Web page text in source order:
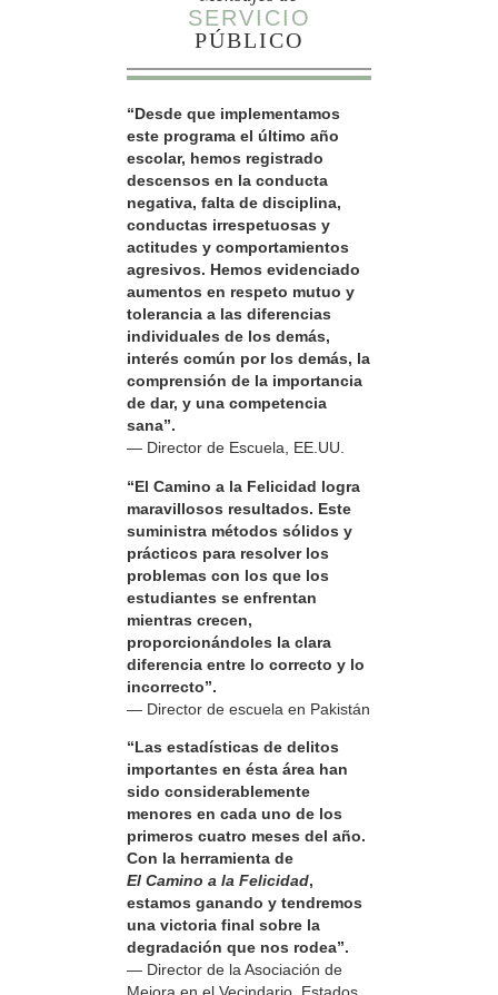
SERVICIO
PÚBLICO
“Desde que implementamos
este programa el último año
escolar, hemos registrado
descensos en la conducta
negativa, falta de disciplina,
conductas irrespetuosas y
actitudes y comportamientos
agresivos. Hemos evidenciado
aumentos en respeto mutuo y
tolerancia a las diferencias
individuales de los demás,
interés común por los demás, la
comprensión de la importancia
de dar, y una competencia
sana”.
— Director de Escuela, EE.UU.
“El Camino a la Felicidad logra
maravillosos resultados. Este
suministra métodos sólidos y
prácticos para resolver los
problemas con los que los
estudiantes se enfrentan
mientras crecen,
proporcionándoles la clara
diferencia entre lo correcto y lo
incorrecto”.
— Director de escuela en Pakistán
“Las estadísticas de delitos
importantes en ésta área han
sido considerablemente
menores en cada uno de los
primeros cuatro meses del año.
Con la herramienta de
El Camino a la Felicidad,
estamos ganando y tendremos
una victoria final sobre la
degradación que nos rodea”.
— Director de la Asociación de